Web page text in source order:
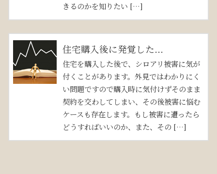
きるのかを知りたい […]
住宅購入後に発覚した...
住宅を購入した後で、シロアリ被害に気が
付くことがあります。外見ではわかりにく
い問題ですので購入時に気付けずそのまま
契約を交わしてしまい、その後被害に悩む
ケースも存在します。もし被害に遭ったら
どうすればいいのか、また、その […]